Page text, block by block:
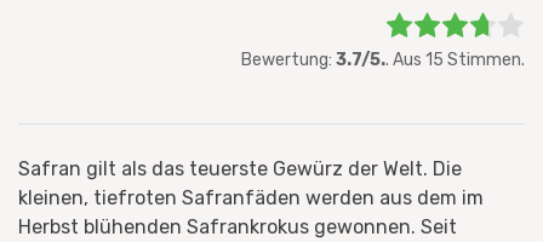
Bewertung: 3.7/5.. Aus 15 Stimmen.
Safran gilt als das teuerste Gewürz der Welt. Die
kleinen, tiefroten Safranfäden werden aus dem im
Herbst blühenden Safrankrokus gewonnen. Seit